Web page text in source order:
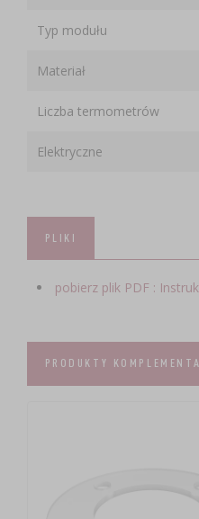
Typ modułu
Materiał
Liczba termometrów
Elektryczne
PLIKI
pobierz plik PDF :
PRODUKTY